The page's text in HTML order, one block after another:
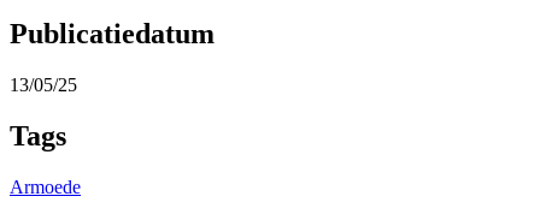
Publicatiedatum
13/05/25
Tags
Armoede